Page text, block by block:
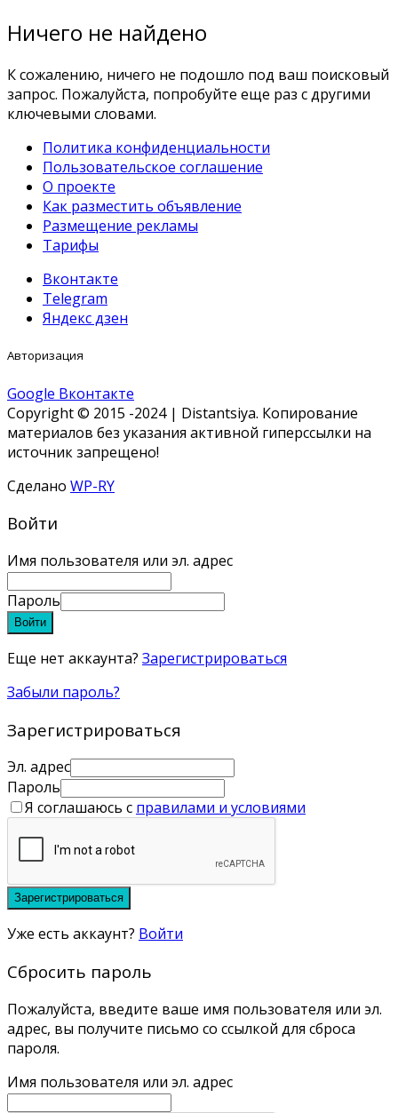
Ничего не найдено
К сожалению, ничего не подошло под ваш поисковый
запрос. Пожалуйста, попробуйте еще раз с другими
ключевыми словами.
Политика конфиденциальности
Пользовательское соглашение
О проекте
Как разместить объявление
Размещение рекламы
Тарифы
Вконтакте
Telegram
Яндекс дзен
Авторизация
Google Вконтакте
Copyright © 2015 -2024 | Distantsiya. Копирование
материалов без указания активной гиперссылки на
источник запрещено!
Сделано WP-RY
Войти
Имя пользователя или эл. адрес
Пароль
Войти
Еще нет аккаунта? Зарегистрироваться
Забыли пароль?
Зарегистрироваться
Эл. адрес
Пароль
Я соглашаюсь с правилами и условиями
Зарегистрироваться
Уже есть аккаунт? Войти
Сбросить пароль
Пожалуйста, введите ваше имя пользователя или эл.
адрес, вы получите письмо со ссылкой для сброса
пароля.
Имя пользователя или эл. адрес